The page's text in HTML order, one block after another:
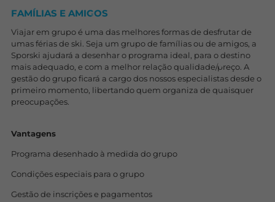
FAMÍLIAS E AMIGOS
Viajar em grupo é uma das melhores formas de desfrutar de
umas férias de ski. Seja um grupo de famílias ou de amigos, a
Sporski ajudará a desenhar o programa ideal, para o destino
mais adequado, e com a melhor relação qualidade/preço. A
gestão do grupo ficará a cargo dos nossos especialistas desde o
primeiro momento, libertando quem organiza de quaisquer
preocupações.
Vantagens
Programa desenhado à medida do grupo
Condições especiais para o grupo
Gestão de inscrições e pagamentos